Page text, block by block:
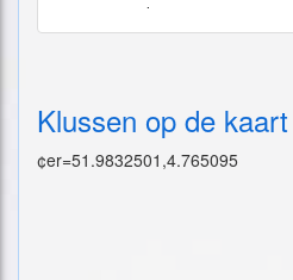
kozijnen, 14 ramen
Klussen op de kaart
¢er=51.9832501,4.765095